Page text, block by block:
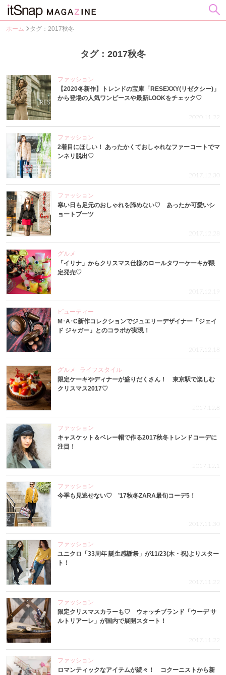
ホーム タグ：2017秋冬
タグ：2017秋冬
ファッション
【2020冬新作】トレンドの宝庫「RESEXXY(リゼクシー)」
から登場の人気ワンピースや最新LOOKをチェック♡
2020.11.22
ファッション
2着目にほしい！ あったかくておしゃれなファーコートでマ
ンネリ脱出♡
2017.12.30
ファッション
寒い日も足元のおしゃれを諦めない♡ あったか可愛いシ
ョートブーツ
2017.12.28
グルメ
「イリナ」からクリスマス仕様のロールタワーケーキが限
定発売♡
2017.12.19
ビューティー
M･A･C新作コレクションでジュエリーデザイナー「ジェイ
ド ジャガー」とのコラボが実現！
2017.12.18
グルメ
ライフスタイル
限定ケーキやディナーが盛りだくさん！ 東京駅で楽しむ
クリスマス2017♡
2017.12.8
ファッション
キャスケット＆ベレー帽で作る2017秋冬トレンドコーデに
注目！
2017.12.1
ファッション
今季も見逃せない♡ ’17秋冬ZARA最旬コーデ5！
2017.11.30
ファッション
ユニクロ「33周年 誕生感謝祭」が11/23(木・祝)よりスター
ト！
2017.11.22
ファッション
限定クリスマスカラーも♡ ウォッチブランド「ウーデ サ
ルトリアーレ」が国内で展開スタート！
2017.11.22
ファッション
ロマンティックなアイテムが続々！ コクーニストから新